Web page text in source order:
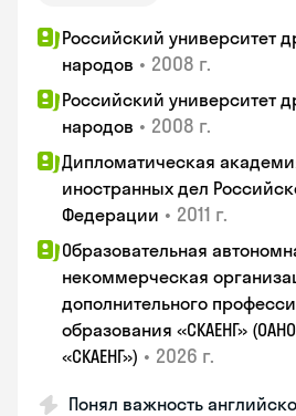
Российский университет
народов • 2008 г.
Российский университет
народов • 2008 г.
Дипломатическая
иностранных дел
Федерации • 2011 г.
Образовательная
некоммерческая
дополнительного
образования «СКАЕНГ»
«СКАЕНГ») • 2026 г.
Понял важность